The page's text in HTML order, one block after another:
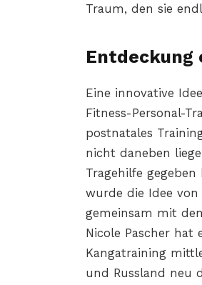
Traum, den sie
Entdeckung
Eine innovative
Fitness-Personal-
postnatales
nicht daneben
Tragehilfe
wurde die Idee
gemeinsam mit
Nicole Pascher
Kangatraining
und Russland neu